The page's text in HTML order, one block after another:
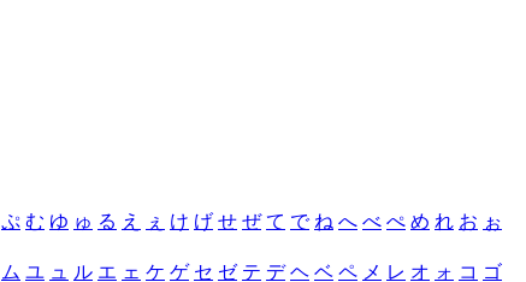
ぷ む ゆ ゅ る え ぇ け げ せ ぜ て で ね へ べ ぺ め れ お ぉ
ム ユ ュ ル エ ェ ケ ゲ セ ゼ テ デ ヘ ベ ペ メ レ オ ォ コ ゴ